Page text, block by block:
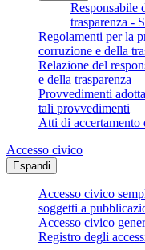
Responsabile
trasparenza -
Regolamenti per la
corruzione e della
Relazione del
e della trasparenza
Provvedimenti
tali provvedimenti
Atti di
Accesso civico
Espandi
Accesso civico
soggetti a
Accesso civico
Registro degli